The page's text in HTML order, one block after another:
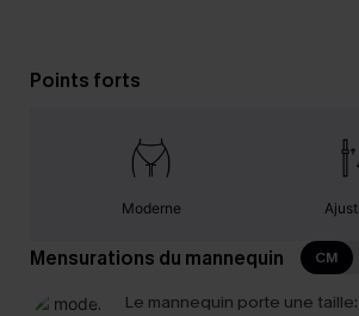
Points forts
Moderne
Mensurations du mannequin CM
Le mannequin porte une taille: